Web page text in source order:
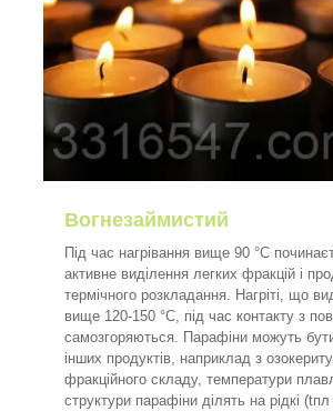
Вогнезаймистий
Під час нагрівання вище 90 °C
активне виділення легких фракцій і
термічного розкладання. Нагріті, що
вище 120-150 °C, під час контакту з
самозгоряються. Парафіни можуть
інших продуктів, наприклад з
фракційного складу, температури
структури парафіни ділять на рідкі